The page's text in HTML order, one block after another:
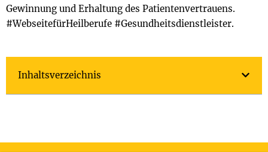
Gewinnung und Erhaltung des Patientenvertrauens.
#WebseitefürHeilberufe #Gesundheitsdienstleister.
Inhaltsverzeichnis